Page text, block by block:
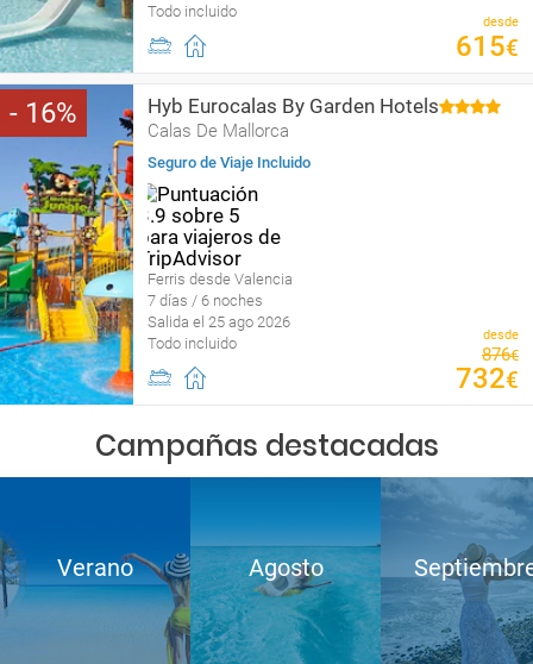
Todo incluido
desde
615€
16 Hyb Eurocalas By Garden Hotels
Calas De Mallorca
Seguro de Viaje Incluido
Ferris desde Valencia
7 días / 6 noches
Salida el 25 ago 2026
Todo incluido
desde
876€
732€
Campañas destacadas
Verano Agosto